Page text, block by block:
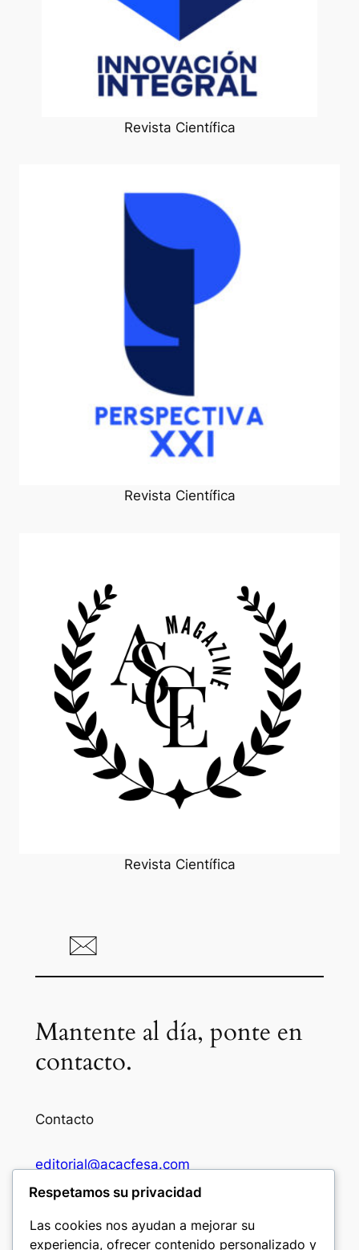
Revista Científica
Revista Científica
Revista Científica
Mantente al día, ponte en
contacto.
Contacto
editorial@acacfesa.com
Respetamos su privacidad
Las cookies nos ayudan a mejorar su
experiencia, ofrecer contenido personalizado y